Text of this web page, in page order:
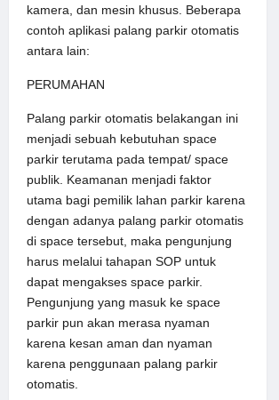
kamera, dan mesin khusus. Beberapa
contoh aplikasi palang parkir otomatis
antara lain:
PERUMAHAN
Palang parkir otomatis belakangan ini
menjadi sebuah kebutuhan space
parkir terutama pada tempat/ space
publik. Keamanan menjadi faktor
utama bagi pemilik lahan parkir karena
dengan adanya palang parkir otomatis
di space tersebut, maka pengunjung
harus melalui tahapan SOP untuk
dapat mengakses space parkir.
Pengunjung yang masuk ke space
parkir pun akan merasa nyaman
karena kesan aman dan nyaman
karena penggunaan palang parkir
otomatis.